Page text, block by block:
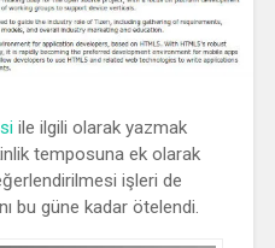
ile ilgili olarak yazmak
temposuna ek olarak
işleri de
bu güne kadar ötelendi.